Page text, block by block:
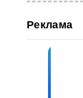
Реклама